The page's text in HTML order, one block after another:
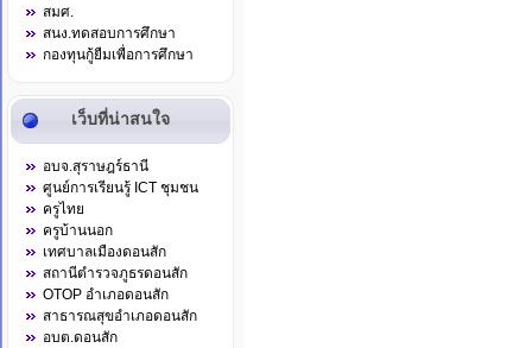
สมศ.
สนง.ทดสอบการศึกษา
กองทุนกู้ยืมเพื่อการศึกษา
เว็บที่น่าสนใจ
อบจ.สุราษฎร์ธานี
ศูนย์การเรียนรู้ ICT ชุมชน
ครูไทย
ครูบ้านนอก
เทศบาลเมืองดอนสัก
สถานีตำรวจภูธรดอนสัก
OTOP อำเภอดอนสัก
สาธารณสุขอำเภอดอนสัก
อบต.ดอนสัก